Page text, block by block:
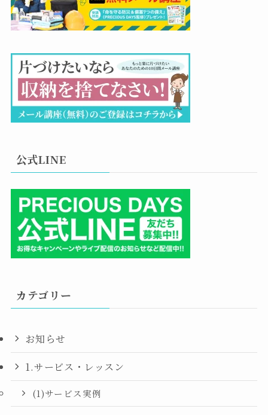
公式LINE
カテゴリー
お知らせ
1.サービス・レッスン
(1)サービス実例